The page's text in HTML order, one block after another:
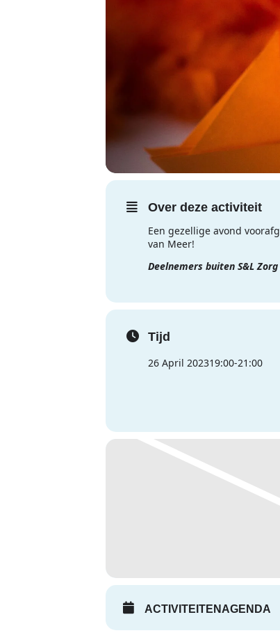
Over deze activiteit
Een gezellige avond
van Meer!
Deelnemers buiten S&L
Tijd
26 April 202319:00-21:00
ACTIVITEITENAGENDA